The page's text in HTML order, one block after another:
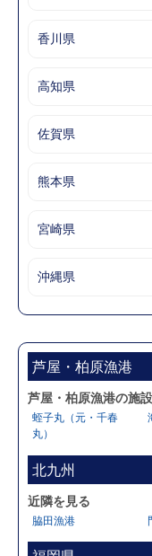
香川県
高知県
佐賀県
熊本県
宮崎県
沖縄県
芦屋・柏原漁港
芦屋・柏原漁港の施
蛭子丸（元・千春
丸）
北九州
近隣を見る
脇田漁港